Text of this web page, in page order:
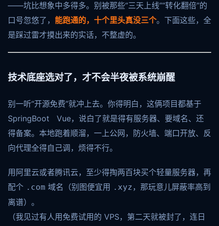
——坑比想象中多得多。别被那些“三天上线”“转化翻倍”的
口号忽悠了， 能跑通的，十个里头真没三个。下面这些，全
是踩过雷才摸出来的实话，不整虚的。
技术底座选对了，才不会半夜被系统崩醒
别一听“开源免费”就冲上去。你得明白，这俩项目都基于
SpringBoot Vue，说白了就是得有服务器、要域名、还
得备案。本地跑着顺溜，一上公网，防火墙、端口开放、反
向代理全得自己调，烦得不行。
用阿里云或者腾讯云，至少得掏两百块买个轻量服务器，再
配个 .com 域名（别图便宜用 .xyz ，那玩意儿屏蔽率高到
离谱）。
（我见过有人用免费试用的 VPS，第二天就被封了，连日